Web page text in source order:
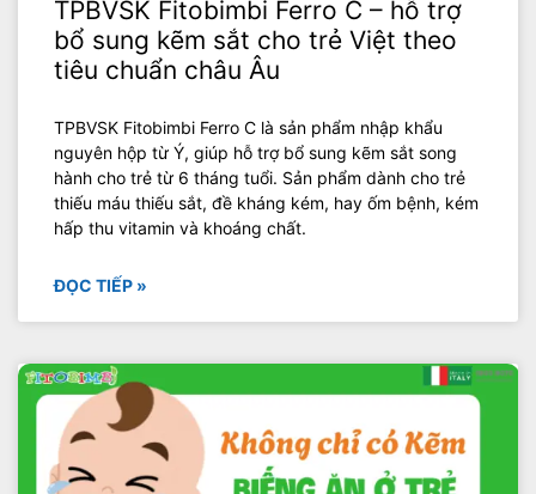
TPBVSK Fitobimbi Ferro C – hỗ trợ
bổ sung kẽm sắt cho trẻ Việt theo
tiêu chuẩn châu Âu
TPBVSK Fitobimbi Ferro C là sản phẩm nhập khẩu
nguyên hộp từ Ý, giúp hỗ trợ bổ sung kẽm sắt song
hành cho trẻ từ 6 tháng tuổi. Sản phẩm dành cho trẻ
thiếu máu thiếu sắt, đề kháng kém, hay ốm bệnh, kém
hấp thu vitamin và khoáng chất.
ĐỌC TIẾP »